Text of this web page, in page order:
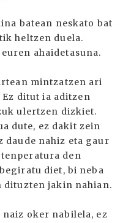
batean neskato bat
heltzen duela.
ahaidetasuna.
mintzatzen ari
ditut ia aditzen
ulertzen dizkiet.
dute, ez dakit zein
daude nahiz eta gaur
den
diet, bi neba
dituzten jakin nahian.
oker nabilela, ez